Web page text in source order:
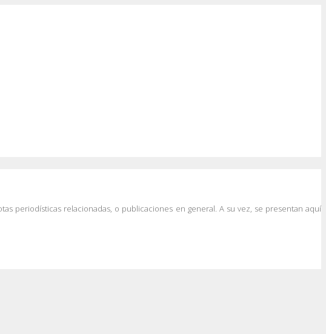
periodísticas relacionadas, o publicaciones en general. A su vez, se presentan aquí